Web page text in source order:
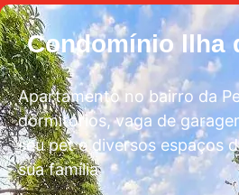
Condomínio llha
Apartamento no bairro da
dormitórios, vaga de
seu pet e diversos espaços
sua família